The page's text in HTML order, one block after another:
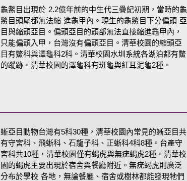
龜鱉目出現於 2.2億年前的中生代三疊紀初期，當時的龜
鱉目頭尾都無法縮 進龜甲內。現生的龜鱉目下分偏頭 亞
目與縮頭亞目。偏頭亞目的頭部無法直接縮進龜甲內，
只能偏頭入甲，台灣沒有偏頭亞目。清華校園的縮頭亞
目有鱉科與澤龜科2科。清華校園水圳系統各湖泊都有鱉
的蹤跡。清華校園的澤龜科有斑龜與紅耳泥龜2種。
蜥亞目動物台灣有5科30種，清華校園內常見的蜥亞目共
有守宮科、飛蜥科、石龍子科、正蜥科4科8種。台產守
宮科共10種，清華校園僅有蝎虎與無疣蝎虎2種。清華校
園的蝎虎主要出現於宿舍與餐廳附近。無疣蝎虎則廣泛
分布於學校 各地，無論餐廳、宿舍或樹林都能發現牠們